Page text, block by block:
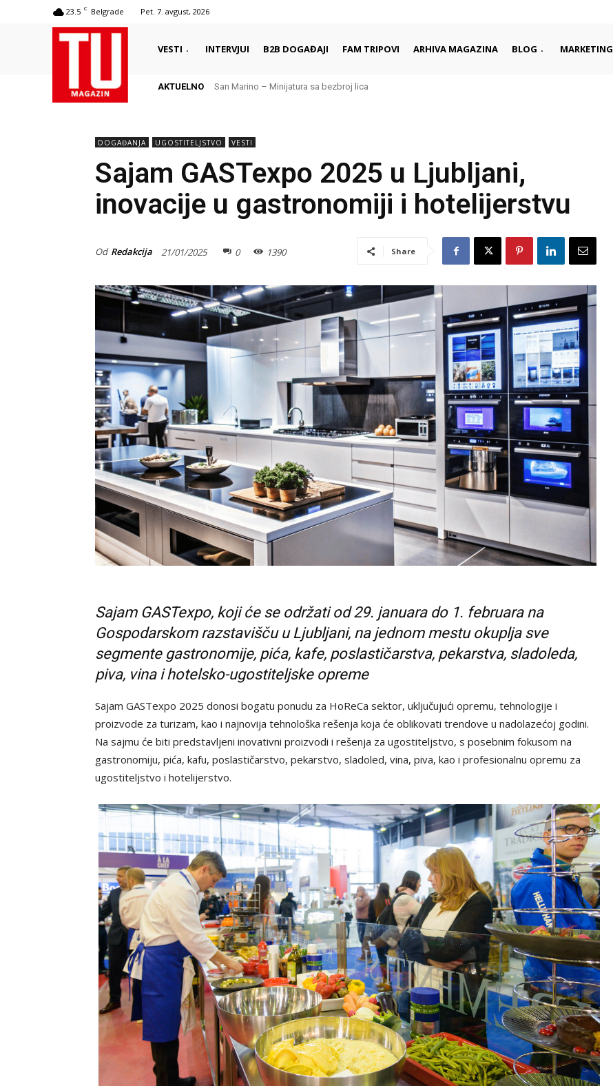
23.5 C Belgrade Pet. 7. avgust, 2026
VESTI INTERVJUI B2B DOGAĐAJI FAM TRIPOVI ARHIVA MAGAZINA BLOG MARKETING
AKTUELNO Local lore hunting – grad je najbolje upoznati kroz njegove ljude i tradiciju
San Marino – Minijatura sa bezbroj lica
DOGAĐANJA UGOSTITELJSTVO VESTI
Sajam GASTexpo 2025 u Ljubljani,
inovacije u gastronomiji i hotelijerstvu
Od Redakcija 21/01/2025 0 1390 Share
Sajam GASTexpo, koji će se održati od 29. januara do 1. februara na
Gospodarskom razstavišču u Ljubljani, na jednom mestu okuplja sve
segmente gastronomije, pića, kafe, poslastičarstva, pekarstva, sladoleda,
piva, vina i hotelsko-ugostiteljske opreme
Sajam GASTexpo 2025 donosi bogatu ponudu za HoReCa sektor, uključujući opremu, tehnologije i
proizvode za turizam, kao i najnovija tehnološka rešenja koja će oblikovati trendove u nadolazećoj godini.
Na sajmu će biti predstavljeni inovativni proizvodi i rešenja za ugostiteljstvo, s posebnim fokusom na
gastronomiju, pića, kafu, poslastičarstvo, pekarstvo, sladoled, vina, piva, kao i profesionalnu opremu za
ugostiteljstvo i hotelijerstvo.